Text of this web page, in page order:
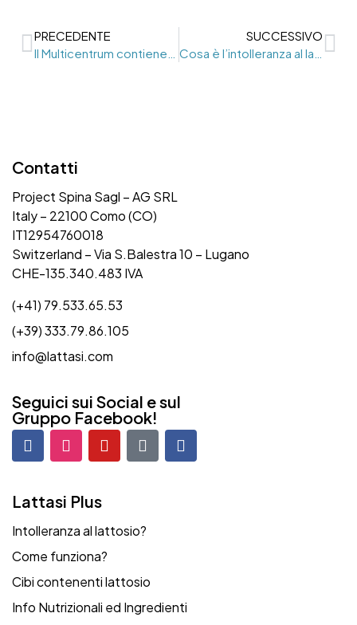
PRECEDENTE
SUCCESSIVO
Contatti
Project Spina Sagl – AG SRL
Italy – 22100 Como (CO)
IT12954760018
Switzerland – Via S.Balestra 10 – Lugano
CHE-135.340.483 IVA
(+41) 79.533.65.53
(+39) 333.79.86.105
info@lattasi.com
Seguici sui Social e sul
Gruppo Facebook!
Lattasi Plus
Intolleranza al lattosio?
Come funziona?
Cibi contenenti lattosio
Info Nutrizionali ed Ingredienti